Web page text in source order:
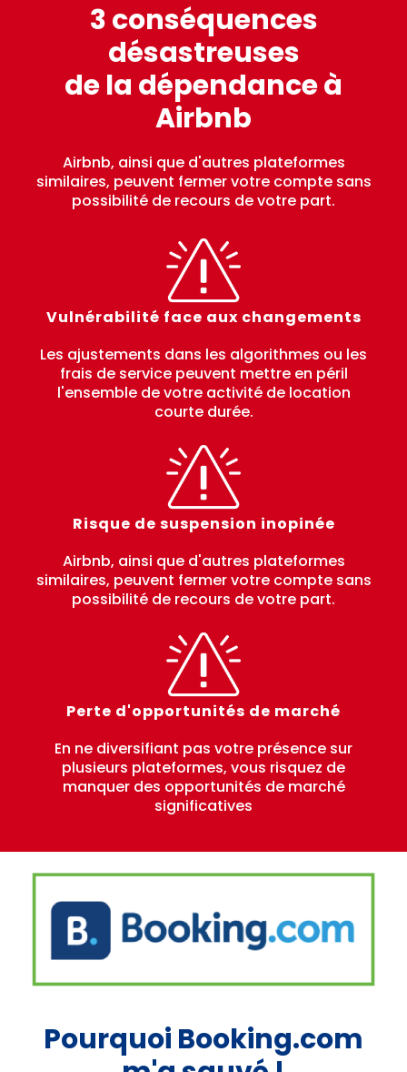
3 conséquences
désastreuses
de la dépendance à
Airbnb
Airbnb, ainsi que d'autres plateformes
similaires, peuvent fermer votre compte sans
possibilité de recours de votre part.
Vulnérabilité face aux changements
Les ajustements dans les algorithmes ou les
frais de service peuvent mettre en péril
l'ensemble de votre activité de location
courte durée.
Risque de suspension inopinée
Airbnb, ainsi que d'autres plateformes
similaires, peuvent fermer votre compte sans
possibilité de recours de votre part.
Perte d'opportunités de marché
En ne diversifiant pas votre présence sur
plusieurs plateformes, vous risquez de
manquer des opportunités de marché
significatives
Pourquoi Booking.com